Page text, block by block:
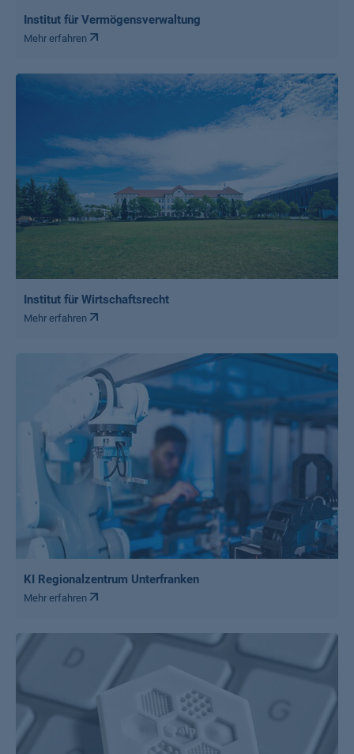
Institut für Vermögensverwaltung
Mehr erfahren
Institut für Wirtschaftsrecht
Mehr erfahren
KI Regionalzentrum Unterfranken
Mehr erfahren